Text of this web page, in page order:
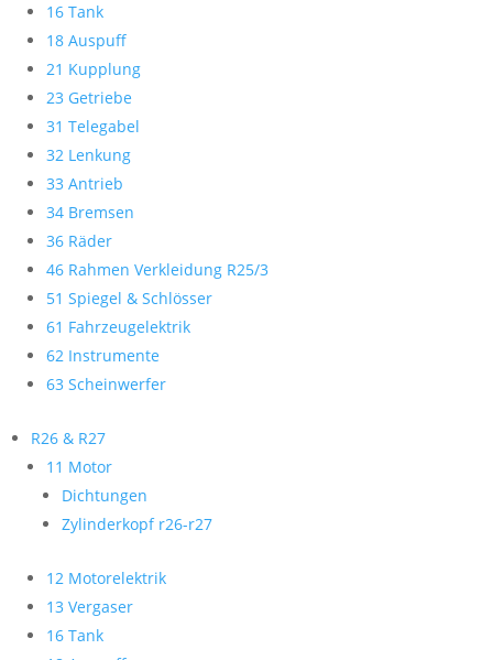
16 Tank
18 Auspuff
21 Kupplung
23 Getriebe
31 Telegabel
32 Lenkung
33 Antrieb
34 Bremsen
36 Räder
46 Rahmen Verkleidung R25/3
51 Spiegel & Schlösser
61 Fahrzeugelektrik
62 Instrumente
63 Scheinwerfer
R26 & R27
11 Motor
Dichtungen
Zylinderkopf r26-r27
12 Motorelektrik
13 Vergaser
16 Tank